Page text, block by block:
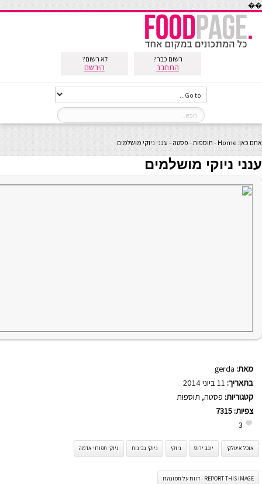
��
רשום כבר?
התחבר
לא רשום?
הירשם
אתם כאן: Home
- תוספות- פסטה - ענני ניוקי מושלמים
ענני ניוקי מושלמים
מאת: gerda
בתאריך:
קטגוריות: פסטה, תוספות
צפיות: 7315
3
אוכל איטלקי יוגב ירוס ניוקי ניוקי גבינות ניוקי תפוחי אדמה
REPORT THIS IMAGE - דווח על תמונה זו